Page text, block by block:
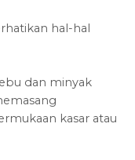
hal-hal
dan minyak
kasar atau